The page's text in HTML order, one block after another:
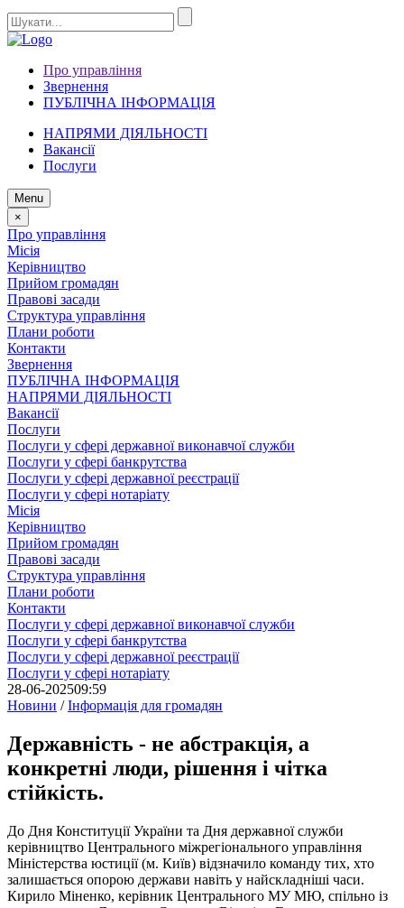
Про управління
Звернення
ПУБЛІЧНА ІНФОРМАЦІЯ
НАПРЯМИ ДІЯЛЬНОСТІ
Вакансії
Послуги
Menu
×
Про управління
Місія
Керівництво
Прийом громадян
Правові засади
Структура управління
Плани роботи
Контакти
Звернення
ПУБЛІЧНА ІНФОРМАЦІЯ
НАПРЯМИ ДІЯЛЬНОСТІ
Вакансії
Послуги
Послуги у сфері державної виконавчої служби
Послуги у сфері банкрутства
Послуги у сфері державної реєстрації
Послуги у сфері нотаріату
Місія
Керівництво
Прийом громадян
Правові засади
Структура управління
Плани роботи
Контакти
Послуги у сфері державної виконавчої служби
Послуги у сфері банкрутства
Послуги у сфері державної реєстрації
Послуги у сфері нотаріату
28-06-202509:59
Новини /Інформація для громадян
Державність - не абстракція, а
конкретні люди, рішення і чітка
стійкість.
До Дня Конституції України та Дня державної служби
керівництво Центрального міжрегіонального управління
Міністерства юстиції (м. Київ) відзначило команду тих, хто
залишається опорою держави навіть у найскладніші часи.
Кирило Міненко, керівник Центрального МУ МЮ, спільно із